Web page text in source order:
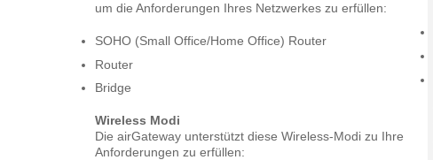
um die Anforderungen Ihres Netzwerkes zu erfüllen:
SOHO (Small Office/Home Office) Router
Router
Bridge
Wireless Modi
Die airGateway unterstützt diese Wireless-Modi zu Ihre
Anforderungen zu erfüllen: